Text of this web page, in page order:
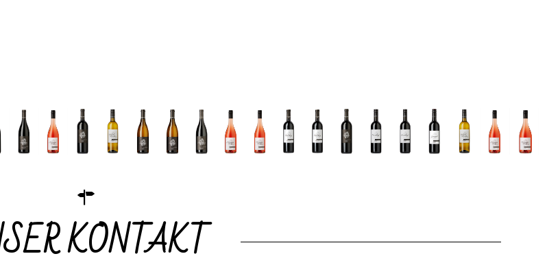
KONTAKT